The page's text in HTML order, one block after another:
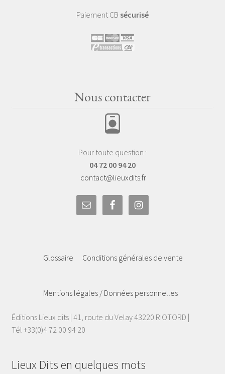
Paiement CB sécurisé
Nous contacter
Pour toute question :
04 72 00 94 20
contact@lieuxdits.fr
Glossaire Conditions générales de vente
Mentions légales / Données personnelles
Éditions Lieux dits | 41, route du Velay 43220 RIOTORD |
Tél +33(0)4 72 00 94 20
Lieux Dits en quelques mots